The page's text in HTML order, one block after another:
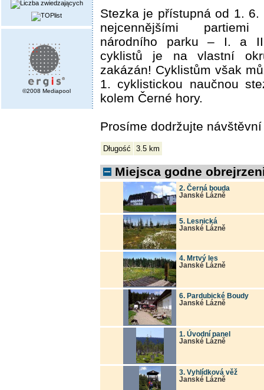
©2008 Mediapool
Stezka je přístupná od 1. 6.
nejcennějšími partiemi
národního parku – I. a
cyklistů je na vlastní
zakázán! Cyklistům však
1. cyklistickou naučnou
kolem Černé hory.
Prosíme dodržujte
Długość 3.5 km
Miejsca godne
2. Černá bouda
Janské Lázně
5. Lesnická
Janské Lázně
4. Mrtvý les
Janské Lázně
6. Pardubické Boudy
Janské Lázně
1. Úvodní panel
Janské Lázně
3. Vyhlídková věž
Janské Lázně